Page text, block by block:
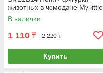
животных в чемодане My little
Horse 20*20см
В наличии
1 110 ₸ 2 220 ₸
Купить